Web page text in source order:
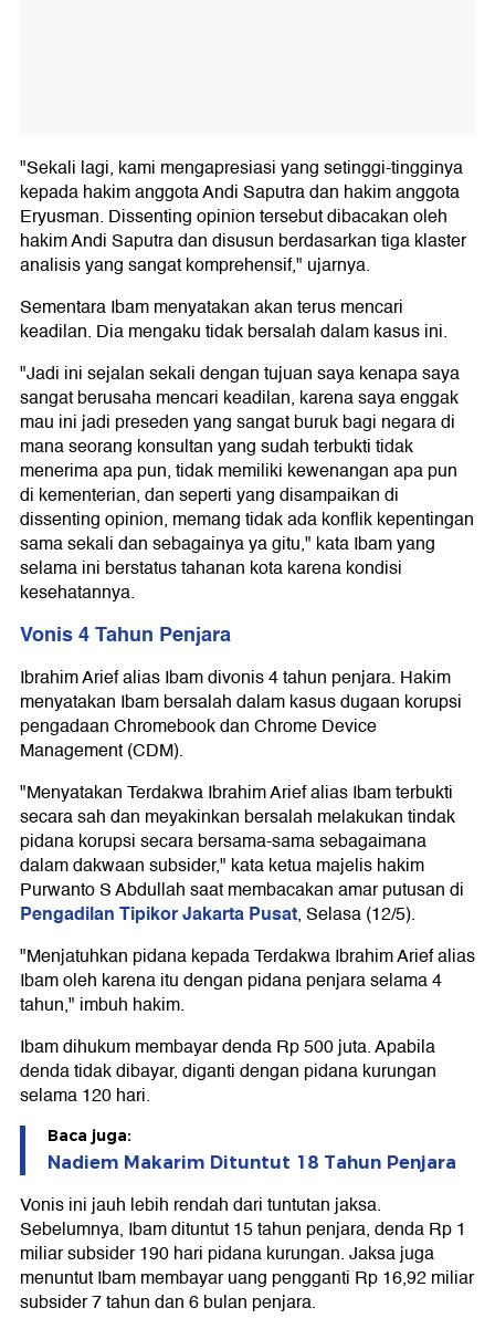
"Sekali lagi, kami mengapresiasi yang setinggi-tingginya
kepada hakim anggota Andi Saputra dan hakim anggota
Eryusman. Dissenting opinion tersebut dibacakan oleh
hakim Andi Saputra dan disusun berdasarkan tiga klaster
analisis yang sangat komprehensif," ujarnya.
Sementara Ibam menyatakan akan terus mencari
keadilan. Dia mengaku tidak bersalah dalam kasus ini.
"Jadi ini sejalan sekali dengan tujuan saya kenapa saya
sangat berusaha mencari keadilan, karena saya enggak
mau ini jadi preseden yang sangat buruk bagi negara di
mana seorang konsultan yang sudah terbukti tidak
menerima apa pun, tidak memiliki kewenangan apa pun
di kementerian, dan seperti yang disampaikan di
dissenting opinion, memang tidak ada konflik kepentingan
sama sekali dan sebagainya ya gitu," kata Ibam yang
selama ini berstatus tahanan kota karena kondisi
kesehatannya.
Vonis 4 Tahun Penjara
Ibrahim Arief alias Ibam divonis 4 tahun penjara. Hakim
menyatakan Ibam bersalah dalam kasus dugaan korupsi
pengadaan Chromebook dan Chrome Device
Management (CDM).
"Menyatakan Terdakwa Ibrahim Arief alias Ibam terbukti
secara sah dan meyakinkan bersalah melakukan tindak
pidana korupsi secara bersama-sama sebagaimana
dalam dakwaan subsider," kata ketua majelis hakim
Purwanto S Abdullah saat membacakan amar putusan di
Pengadilan Tipikor Jakarta Pusat, Selasa (12/5).
"Menjatuhkan pidana kepada Terdakwa Ibrahim Arief alias
Ibam oleh karena itu dengan pidana penjara selama 4
tahun," imbuh hakim.
Ibam dihukum membayar denda Rp 500 juta. Apabila
denda tidak dibayar, diganti dengan pidana kurungan
selama 120 hari.
Baca juga:
Nadiem Makarim Dituntut 18 Tahun Penjara
Vonis ini jauh lebih rendah dari tuntutan jaksa.
Sebelumnya, Ibam dituntut 15 tahun penjara, denda Rp 1
miliar subsider 190 hari pidana kurungan. Jaksa juga
menuntut Ibam membayar uang pengganti Rp 16,92 miliar
subsider 7 tahun dan 6 bulan penjara.